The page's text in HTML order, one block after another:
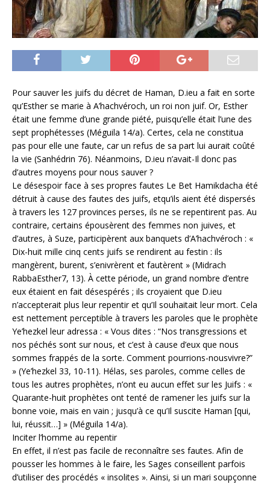
Pour sauver les juifs du décret de Haman, D.ieu a fait en sorte
qu’Esther se marie à A’hachvéroch, un roi non juif. Or, Esther
était une femme d’une grande piété, puisqu’elle était l’une des
sept prophétesses (Méguila 14/a). Certes, cela ne constitua
pas pour elle une faute, car un refus de sa part lui aurait coûté
la vie (Sanhédrin 76). Néanmoins, D.ieu n’avait-Il donc pas
d’autres moyens pour nous sauver ?
Le désespoir face à ses propres fautes Le Bet Hamikdacha été
détruit à cause des fautes des juifs, etqu’ils aient été dispersés
à travers les 127 provinces perses, ils ne se repentirent pas. Au
contraire, certains épousèrent des femmes non juives, et
d’autres, à Suze, participèrent aux banquets d’A’hachvéroch : «
Dix-huit mille cinq cents juifs se rendirent au festin : ils
mangèrent, burent, s’enivrèrent et fautèrent » (Midrach
RabbaEsther7, 13). À cette période, un grand nombre d’entre
eux étaient en fait désespérés ; ils croyaient que D.ieu
n’accepterait plus leur repentir et qu’Il souhaitait leur mort. Cela
est nettement perceptible à travers les paroles que le prophète
Ye’hezkel leur adressa : « Vous dites : “Nos transgressions et
nos péchés sont sur nous, et c’est à cause d’eux que nous
sommes frappés de la sorte. Comment pourrions-nousvivre?”
» (Ye’hezkel 33, 10-11). Hélas, ses paroles, comme celles de
tous les autres prophètes, n’ont eu aucun effet sur les Juifs : «
Quarante-huit prophètes ont tenté de ramener les juifs sur la
bonne voie, mais en vain ; jusqu’à ce qu’Il suscite Haman [qui,
lui, réussit…] » (Méguila 14/a).
Inciter l’homme au repentir
En effet, il n’est pas facile de reconnaître ses fautes. Afin de
pousser les hommes à le faire, les Sages conseillent parfois
d’utiliser des procédés « insolites ». Ainsi, si un mari soupçonne